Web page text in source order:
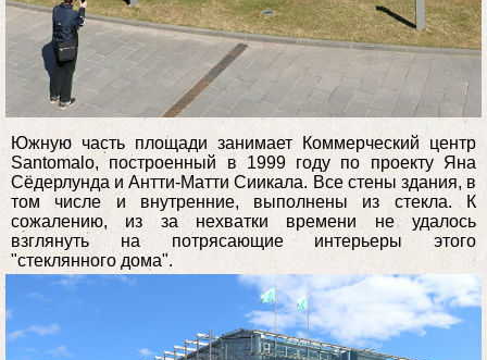
Южную часть площади занимает Коммерческий центр
Santomalo, построенный в 1999 году по проекту Яна
Сёдерлунда и Антти-Матти Сиикала. Все стены здания, в
том числе и внутренние, выполнены из стекла. К
сожалению, из за нехватки времени не удалось
взглянуть на потрясающие интерьеры этого
"стеклянного дома".